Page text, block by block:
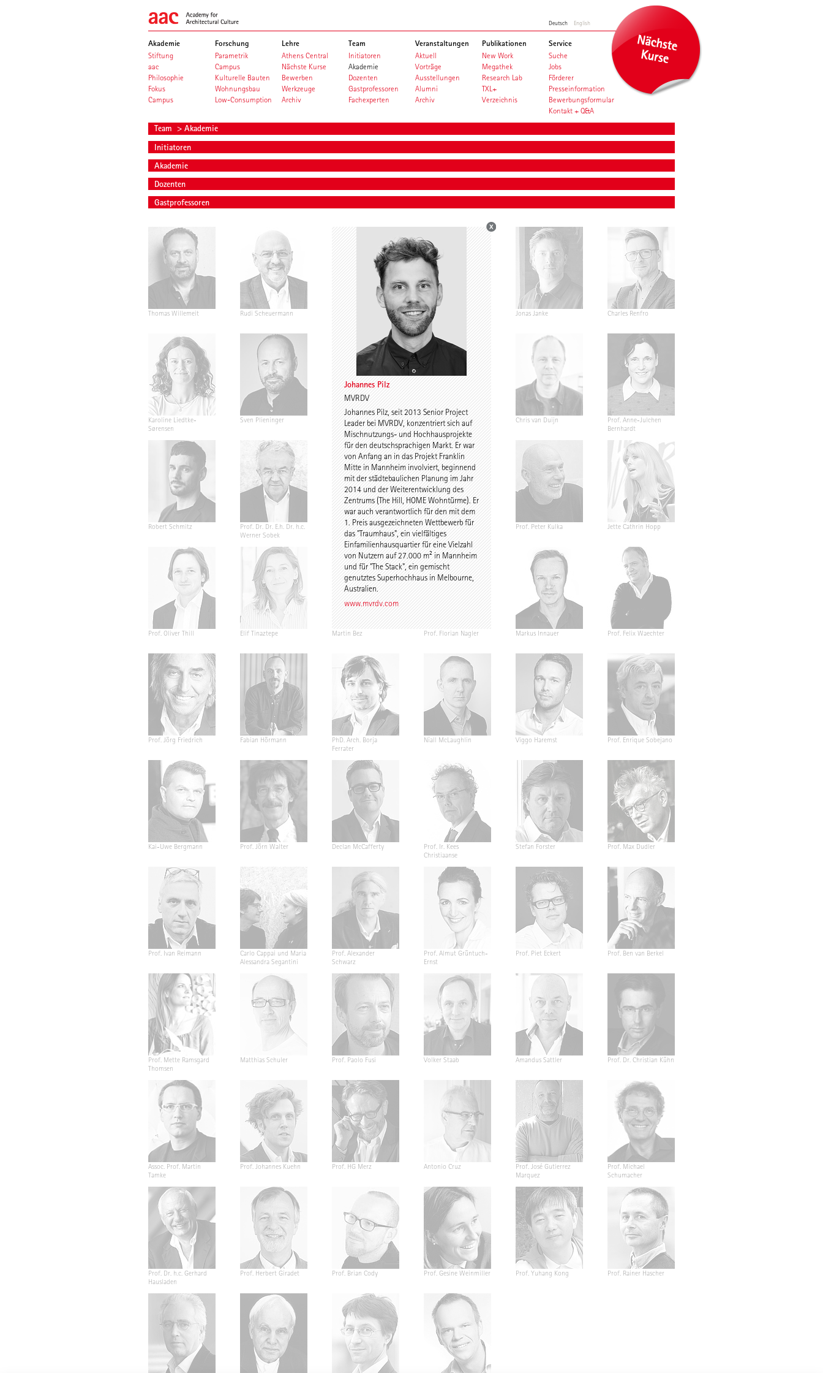
Deutsch English
Akademie
Stiftung
aac
Philosophie
Fokus
Campus
Forschung
Parametrik
Campus
Kulturelle Bauten
Wohnungsbau
Low-Consumption
Lehre
Athens Central
Nächste Kurse
Bewerben
Werkzeuge
Archiv
Team
Initiatoren
Akademie
Dozenten
Gastprofessoren
Fachexperten
Veranstaltungen
Aktuell
Vorträge
Ausstellungen
Alumni
Archiv
Publikationen
New Work
Megathek
Research Lab
TXL+
Verzeichnis
Service
Suche
Jobs
Förderer
Presseinformation
Bewerbungsformular
Kontakt + Q&A
Team > Akademie
Initiatoren
Akademie
Dozenten
Gastprofessoren
Thomas Willemeit Rudi Scheuermann Joep Kuijs Jonas Janke Charles Renfro
Karoline Liedtke-
Sørensen
Sven Plieninger Gustav Düsing Johannes Pilz
Johannes Pilz
MVRDV
Johannes Pilz, seit 2013 Senior Project
Leader bei MVRDV, konzentriert sich auf
Mischnutzungs- und Hochhausprojekte
für den deutschsprachigen Markt. Er war
von Anfang an in das Projekt Franklin
Mitte in Mannheim involviert, beginnend
mit der städtebaulichen Planung im Jahr
2014 und der Weiterentwicklung des
Zentrums (The Hill, HOME Wohntürme). Er
war auch verantwortlich für den mit dem
1. Preis ausgezeichneten Wettbewerb für
das "Traumhaus", ein vielfältiges
Einfamilienhausquartier für eine Vielzahl
von Nutzern auf 27.000 m² in Mannheim
und für "The Stack", ein gemischt
genutztes Superhochhaus in Melbourne,
Australien.
www.mvrdv.com
Chris van Duijn
Prof. Anne-Julchen
Bernhardt
Robert Schmitz
Prof. Dr. Dr. E.h. Dr. h.c.
Werner Sobek
Chris Middleton Prof. Martin Fröhlich Prof. Peter Kulka Jette Cathrin Hopp
Prof. Oliver Thill Elif Tinaztepe Martin Bez Prof. Florian Nagler Markus Innauer Prof. Felix Waechter
Prof. Jörg Friedrich Fabian Hörmann
PhD. Arch. Borja
Ferrater
Níall McLaughlin Viggo Haremst Prof. Enrique Sobejano
Kai-Uwe Bergmann Prof. Jörn Walter Declan McCafferty
Prof. Ir. Kees
Christiaanse
Stefan Forster Prof. Max Dudler
Prof. Ivan Reimann
Carlo Cappai und Maria
Alessandra Segantini
Prof. Alexander
Schwarz
Prof. Almut Grüntuch-
Ernst
Prof. Piet Eckert Prof. Ben van Berkel
Prof. Mette Ramsgard
Thomsen
Matthias Schuler Prof. Paolo Fusi Volker Staab Amandus Sattler Prof. Dr. Christian Kühn
Assoc. Prof. Martin
Tamke
Prof. Johannes Kuehn Prof. HG Merz Antonio Cruz
Prof. José Gutierrez
Marquez
Prof. Michael
Schumacher
Prof. Dr. h.c. Gerhard
Hausladen
Prof. Herbert Giradet Prof. Brian Cody Prof. Gesine Weinmiller Prof. Yuhang Kong Prof. Rainer Hascher